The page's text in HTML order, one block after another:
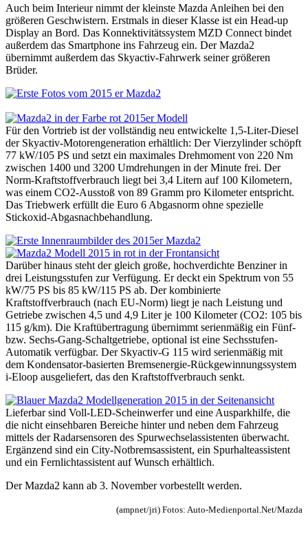
Auch beim Interieur nimmt der kleinste Mazda Anleihen bei den
größeren Geschwistern. Erstmals in dieser Klasse ist ein Head-up
Display an Bord. Das Konnektivitätssystem MZD Connect bindet
außerdem das Smartphone ins Fahrzeug ein. Der Mazda2
übernimmt außerdem das Skyactiv-Fahrwerk seiner größeren
Brüder.
Für den Vortrieb ist der vollständig neu entwickelte 1,5-Liter-Diesel
der Skyactiv-Motorengeneration erhältlich: Der Vierzylinder schöpft
77 kW/105 PS und setzt ein maximales Drehmoment von 220 Nm
zwischen 1400 und 3200 Umdrehungen in der Minute frei. Der
Norm-Kraftstoffverbrauch liegt bei 3,4 Litern auf 100 Kilometern,
was einem CO2-Ausstoß von 89 Gramm pro Kilometer entspricht.
Das Triebwerk erfüllt die Euro 6 Abgasnorm ohne spezielle
Stickoxid-Abgasnachbehandlung.
Darüber hinaus steht der gleich große, hochverdichte Benziner in
drei Leistungsstufen zur Verfügung. Er deckt ein Spektrum von 55
kW/75 PS bis 85 kW/115 PS ab. Der kombinierte
Kraftstoffverbrauch (nach EU-Norm) liegt je nach Leistung und
Getriebe zwischen 4,5 und 4,9 Liter je 100 Kilometer (CO2: 105 bis
115 g/km). Die Kraftübertragung übernimmt serienmäßig ein Fünf-
bzw. Sechs-Gang-Schaltgetriebe, optional ist eine Sechsstufen-
Automatik verfügbar. Der Skyactiv-G 115 wird serienmäßig mit
dem Kondensator-basierten Bremsenergie-Rückgewinnungssystem
i-Eloop ausgeliefert, das den Kraftstoffverbrauch senkt.
Lieferbar sind Voll-LED-Scheinwerfer und eine Ausparkhilfe, die
die nicht einsehbaren Bereiche hinter und neben dem Fahrzeug
mittels der Radarsensoren des Spurwechselassistenten überwacht.
Ergänzend sind ein City-Notbremsassistent, ein Spurhalteassistent
und ein Fernlichtassistent auf Wunsch erhältlich.
Der Mazda2 kann ab 3. November vorbestellt werden.
(ampnet/jri) Fotos: Auto-Medienportal.Net/Mazda